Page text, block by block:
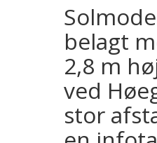
belagt
2,8 m
ved
stor